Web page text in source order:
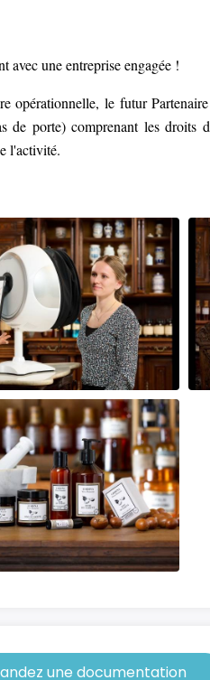
avec une entreprise engagée !
opérationnelle, le futur
porte) comprenant les droits
l'activité.
une documentation